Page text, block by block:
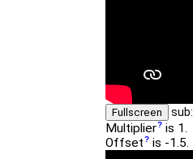
Fullscreen sub:
Multiplier is 1.
Offset is -1.5.